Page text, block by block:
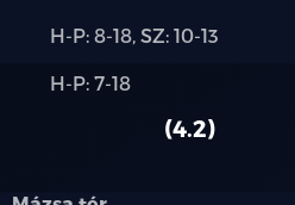
Nem elérhető
Fashion metál
Új-
használt
H-P: 8-18, SZ: 10-13
Alkatrész,
H-P: 7-18
4.2